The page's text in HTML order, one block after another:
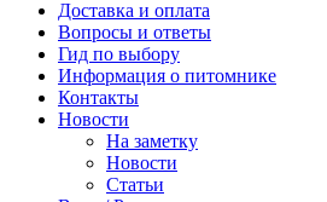
Доставка и оплата
Вопросы и ответы
Гид по выбору
Информация о питомнике
Контакты
Новости
На заметку
Новости
Статьи